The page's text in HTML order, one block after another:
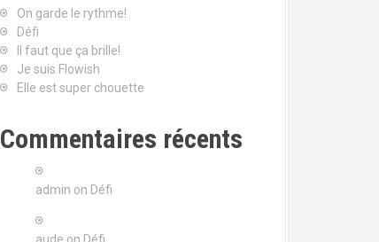
On garde le rythme!
Défi
Il faut que ça brille!
Je suis Flowish
Elle est super chouette
Commentaires récents
admin on Défi